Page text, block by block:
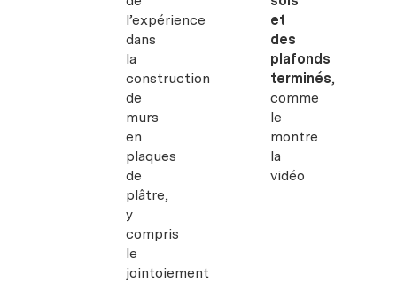
l’expérience
dans
la
construction
de
murs
en
plaques
de
plâtre,
y
compris
le
jointoiement
et
des
plafonds
terminés,
comme
le
montre
la
vidéo